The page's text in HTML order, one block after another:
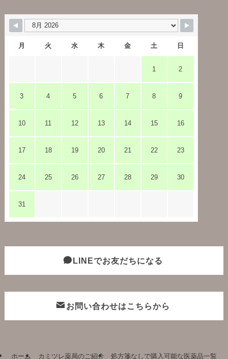
月 火 水 木 金 土 日
1 2
3 4 5 6 7 8 9
10 11 12 13 14 15 16
17 18 19 20 21 22 23
24 25 26 27 28 29 30
31
LINEでお友だちになる
お問い合わせはこちらから
ホーム カミツレ薬局のご紹介 処方箋なしで購入可能な医薬品一覧